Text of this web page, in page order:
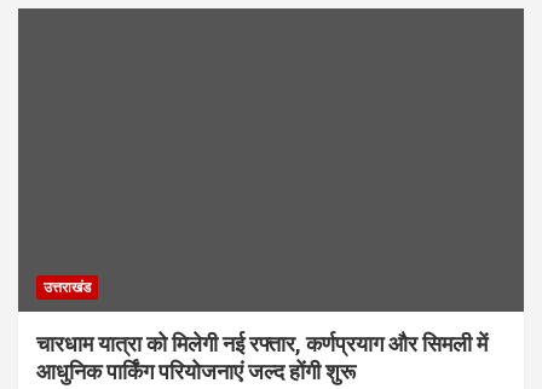
उत्तराखंड
चारधाम यात्रा को मिलेगी नई रफ्तार, कर्णप्रयाग और सिमली में
आधुनिक पार्किंग परियोजनाएं जल्द होंगी शुरू